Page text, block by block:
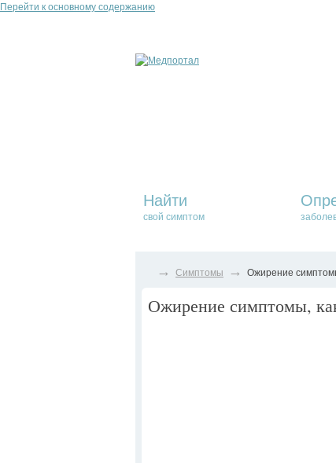
Перейти к основному содержанию
Найти
свой симптом
→ Симптомы → Ожирение
Ожирение симптомы,